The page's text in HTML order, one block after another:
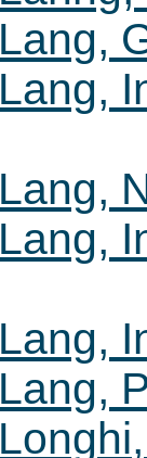
Lang,
Lang,
Lang,
Lang,
Lang,
Lang,